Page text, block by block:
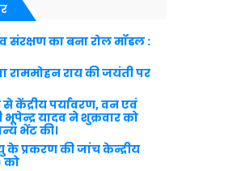
संरक्षण का बना रोल मॉडल :
राममोहन राय की जयंती पर
केंद्रीय पर्यावरण, वन एवं
भूपेन्द्र यादव ने शुक्रवार को
भेंट की।
के प्रकरण की जांच केन्द्रीय
को